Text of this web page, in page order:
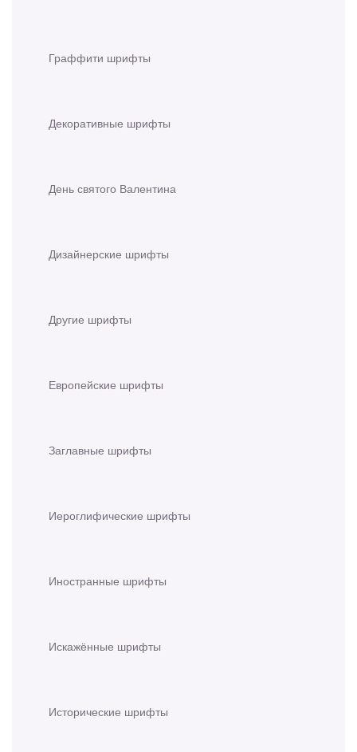
Граффити шрифты
Декоративные шрифты
День святого Валентина
Дизайнерские шрифты
Другие шрифты
Европейские шрифты
Заглавные шрифты
Иероглифические шрифты
Иностранные шрифты
Искажённые шрифты
Исторические шрифты